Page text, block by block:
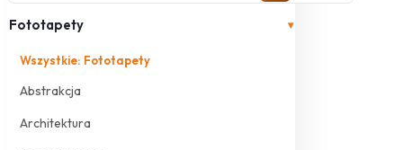
Fototapety ▾
Wszystkie: Fototapety
Abstrakcja
Architektura